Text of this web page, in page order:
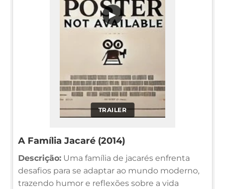
TRAILER
▶
A Família Jacaré (2014)
Descrição: Uma família de jacarés enfrenta
desafios para se adaptar ao mundo moderno,
trazendo humor e reflexões sobre a vida